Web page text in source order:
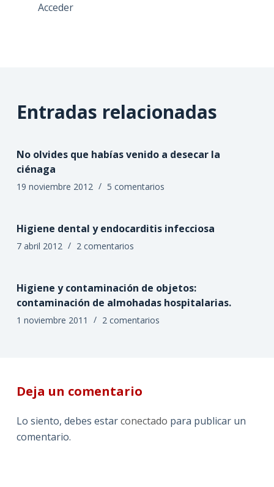
Acceder
Entradas relacionadas
No olvides que habías venido a desecar la
ciénaga
19 noviembre 2012 5 comentarios
Higiene dental y endocarditis infecciosa
7 abril 2012 2 comentarios
Higiene y contaminación de objetos:
contaminación de almohadas hospitalarias.
1 noviembre 2011 2 comentarios
Deja un comentario
Lo siento, debes estarconectado para publicar un
comentario.